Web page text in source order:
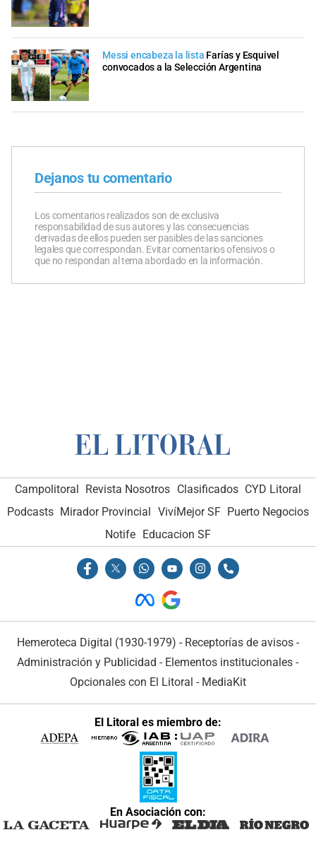
Messi encabeza la lista Farías y Esquivel
convocados a la Selección Argentina
Dejanos tu comentario
Los comentarios realizados son de exclusiva
responsabilidad de sus autores y las consecuencias
derivadas de ellos pueden ser pasibles de las sanciones
legales que correspondan. Evitar comentarios ofensivos o
que no respondan al tema abordado en la información.
Campolitoral Revista Nosotros Clasificados CYD Litoral
Podcasts Mirador Provincial VivíMejor SF Puerto Negocios
Notife Educacion SF
Hemeroteca Digital (1930-1979) - Receptorías de avisos -
Administración y Publicidad - Elementos institucionales -
Opcionales con El Litoral - MediaKit
El Litoral es miembro de:
En Asociación con: